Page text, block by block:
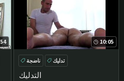
10:05
التدليك
ناضجة تدليك